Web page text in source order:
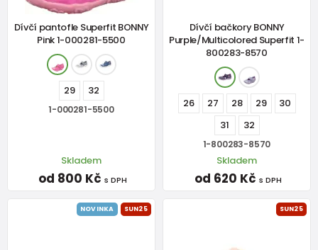
Dívčí pantofle Superfit BONNY
Pink 1-000281-5500
29 32
1-000281-5500
Skladem
od 800 Kč s DPH
Dívčí bačkory BONNY
Purple/Multicolored Superfit 1-
800283-8570
26 27 28 29
30
31
32
1-800283-8570
Skladem
od 620 Kč s DPH
NOVINKA SUN25 SUN25